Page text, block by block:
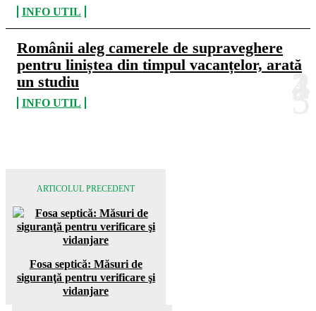
INFO UTIL
Românii aleg camerele de supraveghere
pentru liniștea din timpul vacanțelor, arată
un studiu
INFO UTIL
ARTICOLUL PRECEDENT
Fosa septică: Măsuri de
siguranţă pentru verificare şi
vidanjare